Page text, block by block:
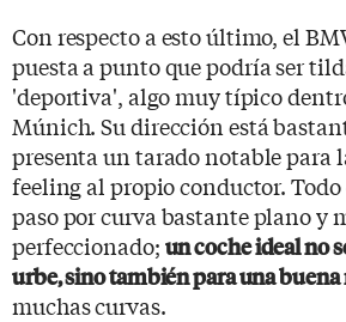
Con respecto a esto último, el
puesta a punto que podría ser
'deportiva', algo muy típico
Múnich. Su dirección está
presenta un tarado notable para
feeling al propio conductor.
paso por curva bastante plano y
perfeccionado; un coche ideal no
urbe, sino también para una
muchas curvas.